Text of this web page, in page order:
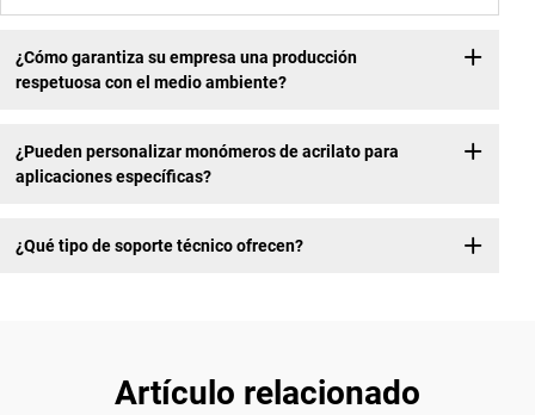
¿Cómo garantiza su empresa una producción
respetuosa con el medio ambiente?
¿Pueden personalizar monómeros de acrilato para
aplicaciones específicas?
¿Qué tipo de soporte técnico ofrecen?
Artículo relacionado